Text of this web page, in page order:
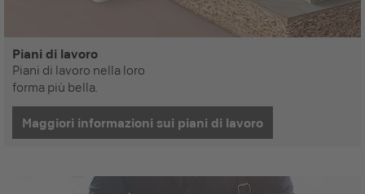
Piani di lavoro
Piani di lavoro nella loro
forma più bella.
Maggiori informazioni sui piani di lavoro